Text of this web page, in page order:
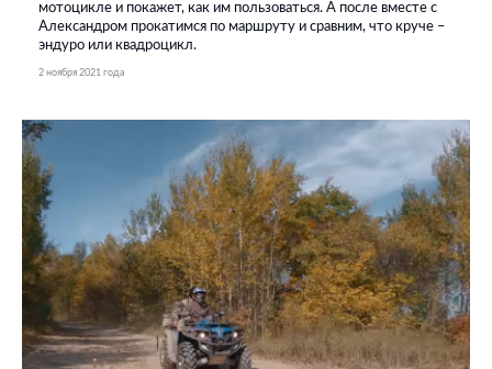
мотоцикле и покажет, как им пользоваться. А после вместе с
Александром прокатимся по маршруту и сравним, что круче –
эндуро или квадроцикл.
2 ноября 2021 года